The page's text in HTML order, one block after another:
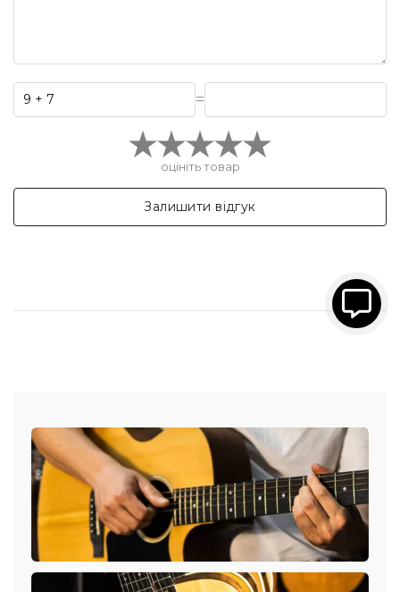
=
оцініть товар
Залишити відгук